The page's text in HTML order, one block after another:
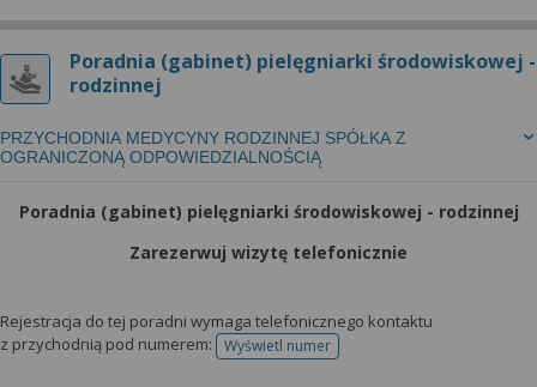
Poradnia (gabinet) pielęgniarki środowiskowej -
rodzinnej
PRZYCHODNIA MEDYCYNY RODZINNEJ SPÓŁKA Z
OGRANICZONĄ ODPOWIEDZIALNOŚCIĄ
Poradnia (gabinet) pielęgniarki środowiskowej - rodzinnej
Zarezerwuj wizytę telefonicznie
Rejestracja do tej poradni wymaga telefonicznego kontaktu
z przychodnią pod numerem:
Wyświetl numertelefonu do rejestracji